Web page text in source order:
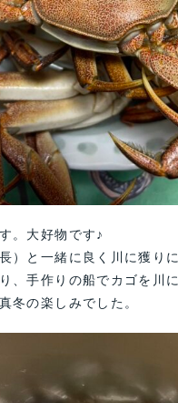
。大好物です♪
）と一緒に良く川に獲り
、手作りの船でカゴを川
冬の楽しみでした。